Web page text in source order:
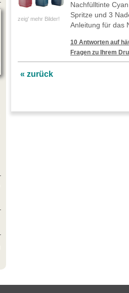
zeig' mehr Bilder!
Nachfülltinte
Spritze und 3
Anleitung für das
10 Antworten auf
Fragen zu Ihrem
« zurück